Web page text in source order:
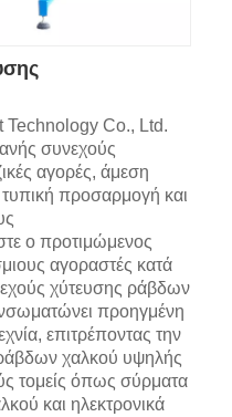
Co., Ltd.
συνεχούς
αγορές, άμεση
προσαρμογή και
ο προτιμώμενος
αγοραστές κατά
χύτευσης ράβδων
προηγμένη
επιτρέποντας την
χαλκού υψηλής
τομείς όπως σύρματα
και ηλεκτρονικά